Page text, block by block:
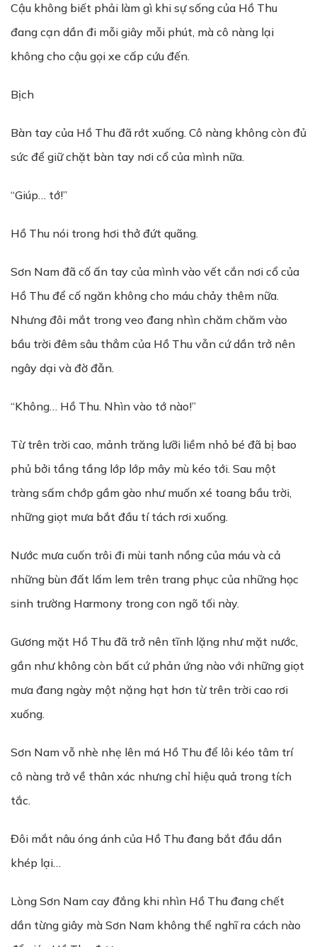
Cậu không biết phải làm gì khi sự sống của Hồ Thu
đang cạn dần đi mỗi giây mỗi phút, mà cô nàng lại
không cho cậu gọi xe cấp cứu đến.
Bịch
Bàn tay của Hồ Thu đã rớt xuống. Cô nàng không còn đủ
sức để giữ chặt bàn tay nơi cổ của mình nữa.
“Giúp… tớ!”
Hồ Thu nói trong hơi thở đứt quãng.
Sơn Nam đã cố ấn tay của mình vào vết cắn nơi cổ của
Hồ Thu để cố ngăn không cho máu chảy thêm nữa.
Nhưng đôi mắt trong veo đang nhìn chăm chăm vào
bầu trời đêm sâu thẳm của Hồ Thu vẫn cứ dần trở nên
ngây dại và đờ đẫn.
“Không… Hồ Thu. Nhìn vào tớ nào!”
Từ trên trời cao, mảnh trăng lưỡi liềm nhỏ bé đã bị bao
phủ bởi tầng tầng lớp lớp mây mù kéo tới. Sau một
tràng sấm chớp gầm gào như muốn xé toang bầu trời,
những giọt mưa bắt đầu tí tách rơi xuống.
Nước mưa cuốn trôi đi mùi tanh nồng của máu và cả
những bùn đất lấm lem trên trang phục của những học
sinh trường Harmony trong con ngõ tối này.
Gương mặt Hồ Thu đã trở nên tĩnh lặng như mặt nước,
gần như không còn bất cứ phản ứng nào với những giọt
mưa đang ngày một nặng hạt hơn từ trên trời cao rơi
xuống.
Sơn Nam vỗ nhè nhẹ lên má Hồ Thu để lôi kéo tâm trí
cô nàng trở về thân xác nhưng chỉ hiệu quả trong tích
tắc.
Đôi mắt nâu óng ánh của Hồ Thu đang bắt đầu dần
khép lại…
Lòng Sơn Nam cay đắng khi nhìn Hồ Thu đang chết
dần từng giây mà Sơn Nam không thể nghĩ ra cách nào